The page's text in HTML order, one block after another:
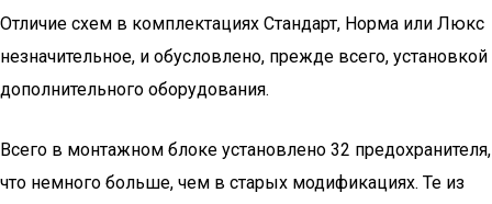
Отличие схем в комплектациях Стандарт, Норма или Люкс
незначительное, и обусловлено, прежде всего, установкой
дополнительного оборудования.
Всего в монтажном блоке установлено 32 предохранителя,
что немного больше, чем в старых модификациях. Те из